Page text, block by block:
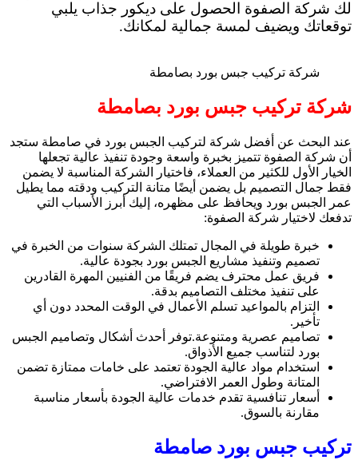
لك شركة الصفوة الحصول على ديكور جذاب يلبي
توقعاتك ويضيف لمسة جمالية لمكانك.
شركة تركيب جبس بورد بصامطة
شركة تركيب جبس بورد بصامطة
عند البحث عن أفضل شركة لتركيب الجبس بورد في صامطة ستجد
أن شركة الصفوة تتميز بخبرة واسعة وجودة تنفيذ عالية تجعلها
الخيار الأول للكثير من العملاء، فاختيار الشركة المناسبة لا يضمن
فقط جمال التصميم بل يضمن أيضًا متانة التركيب ودقته مما يطيل
عمر الجبس بورد ويحافظ على مظهره، إليك أبرز الأسباب التي
تدفعك لاختيار شركة الصفوة:
خبرة طويلة في المجال تمتلك الشركة سنوات من الخبرة في
تصميم وتنفيذ مشاريع الجبس بورد بجودة عالية.
فريق عمل محترف يضم فريقًا من الفنيين المهرة القادرين
على تنفيذ مختلف التصاميم بدقة.
التزام بالمواعيد تسلم الأعمال في الوقت المحدد دون أي
تأخير.
تصاميم عصرية ومتنوعة.توفر أحدث أشكال وتصاميم الجبس
بورد لتناسب جميع الأذواق.
استخدام مواد عالية الجودة تعتمد على خامات ممتازة تضمن
المتانة وطول العمر الافتراضي.
أسعار تنافسية تقدم خدمات عالية الجودة بأسعار مناسبة
مقارنة بالسوق.
تركيب جبس بورد صامطة